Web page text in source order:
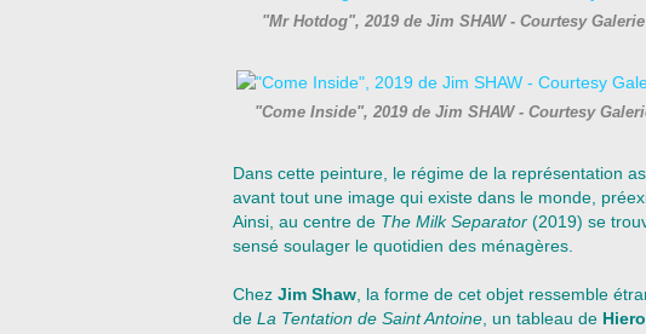
"Mr Hotdog", 2019 de Jim SHAW - Courtesy
"Come Inside", 2019 de Jim SHAW - Courtesy
Dans cette peinture, le régime de la représentation
avant tout une image qui existe dans le monde,
Ainsi, au centre de The Milk Separator (2019) se
sensé soulager le quotidien des ménagères.
Chez Jim Shaw , la forme de cet objet ressemble
de La Tentation de Saint Antoine , un tableau de